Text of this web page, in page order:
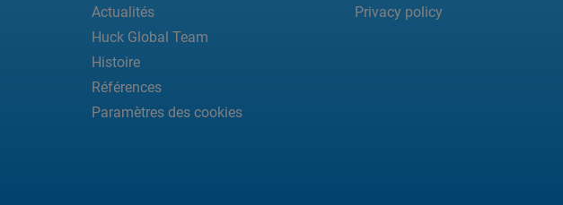
Actualités
Huck Global Team
Histoire
Références
Paramètres des cookies
Privacy policy